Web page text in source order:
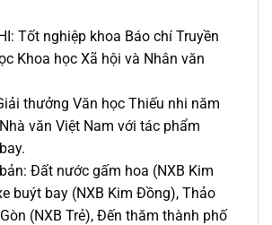
Tốt nghiệp khoa Báo chí Truyền
Khoa học Xã hội và Nhân văn
thưởng Văn học Thiếu nhi năm
văn Việt Nam với tác phẩm
Đất nước gấm hoa (NXB Kim
buýt bay (NXB Kim Đồng), Thảo
(NXB Trẻ), Đến thăm thành phố